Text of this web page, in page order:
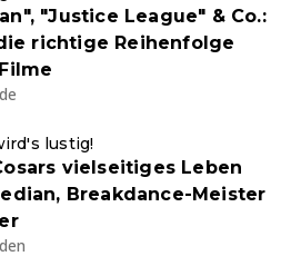
"Justice League" & Co.:
richtige Reihenfolge
lustig!
vielseitiges Leben
Breakdance-Meister